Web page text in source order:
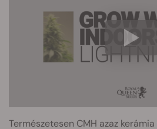
Természetesen CMH azaz